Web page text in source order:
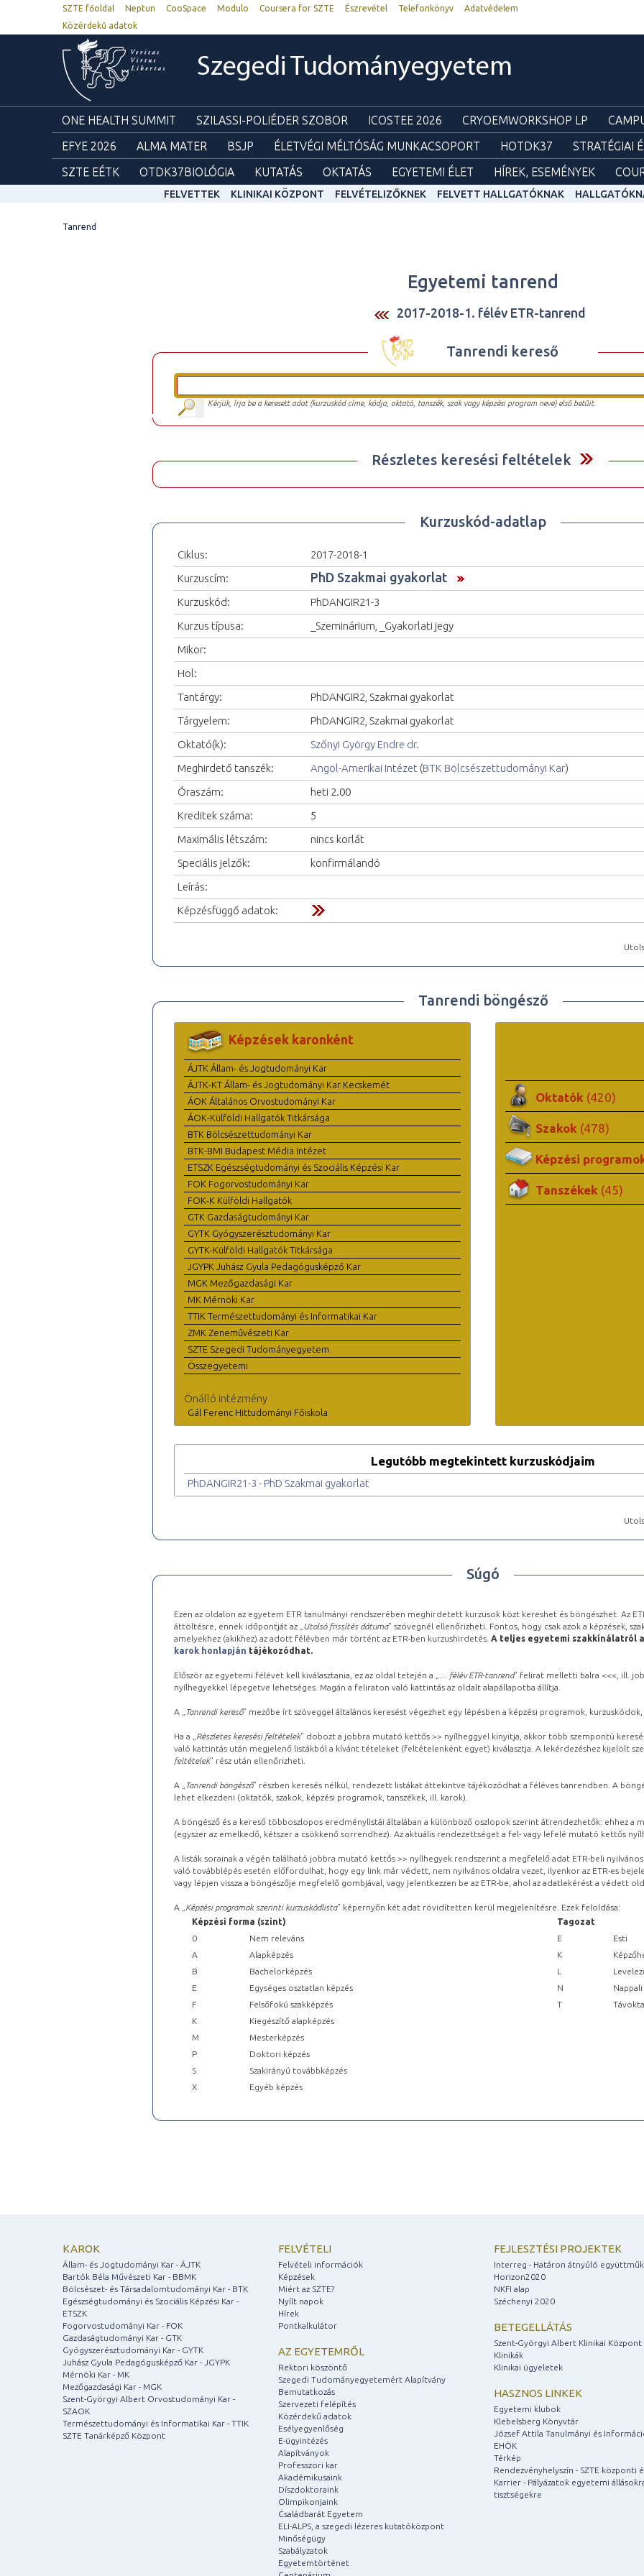
SZTE főoldal Neptun CooSpace Modulo Coursera for SZTE Észrevétel Telefonkönyv
Adatvédelem
Közérdekű adatok
Szegedi Tudományegyetem
ONE HEALTH SUMMIT SZILASSI-POLIÉDER SZOBOR ICOSTEE 2026 CRYOEMWORKSHOP LP
EFYE 2026
ALMA MATER BSJP ÉLETVÉGI MÉLTÓSÁG MUNKACSOPORT HOTDK37 STRATÉGIAI
SZTE EÉTK
OTDK37BIOLÓGIA KUTATÁS OKTATÁS EGYETEMI ÉLET HÍREK, ESEMÉNYEK
FELVETTEK KLINIKAI KÖZPONT FELVÉTELIZŐKNEK FELVETT HALLGATÓKNAK
Tanrend
Egyetemi tanrend
2017-2018-1. félév ETR-tanrend
Tanrendi kereső
Kérjük, írja be a keresett adat (kurzuskód címe, kódja, oktató, tanszék, szak vagy képzési program neve) első betűit.
Részletes keresési feltételek
Kurzuskód-adatlap
Ciklus:
2017-2018-1
Kurzuscím:
PhD Szakmai gyakorlat
Kurzuskód:
PhDANGIR21-3
Kurzus típusa:
_Szeminárium, _Gyakorlati jegy
Mikor:
Hol:
Tantárgy:
PhDANGIR2, Szakmai gyakorlat
Tárgyelem:
PhDANGIR2, Szakmai gyakorlat
Oktató(k):
Szőnyi György Endre dr.
Meghirdető tanszék:
Angol-Amerikai Intézet (BTK Bölcsészettudományi Kar)
Óraszám:
heti 2.00
Kreditek száma:
5
Maximális létszám:
nincs korlát
Speciális jelzők:
konfirmálandó
Leírás:
Képzésfüggő adatok:
Tanrendi böngésző
Képzések karonként
ÁJTK Állam- és Jogtudományi Kar
ÁJTK-KT Állam- és Jogtudományi Kar Kecskemét
ÁOK Általános Orvostudományi Kar
ÁOK-Külföldi Hallgatók Titkársága
BTK Bölcsészettudományi Kar
BTK-BMI Budapest Média Intézet
ETSZK Egészségtudományi és Szociális Képzési Kar
FOK Fogorvostudományi Kar
FOK-K Külföldi Hallgatók
GTK Gazdaságtudományi Kar
GYTK Gyógyszerésztudományi Kar
GYTK-Külföldi Hallgatók Titkársága
JGYPK Juhász Gyula Pedagógusképző Kar
MGK Mezőgazdasági Kar
MK Mérnöki Kar
TTIK Természettudományi és Informatikai Kar
ZMK Zeneművészeti Kar
SZTE Szegedi Tudományegyetem
Összegyetemi
Önálló intézmény
Gál Ferenc Hittudományi Főiskola
Oktatók (420)
Szakok (478)
Képzési
Tanszékek (45)
Legutóbb megtekintett kurzuskódjaim
PhDANGIR21-3 - PhD Szakmai gyakorlat
Súgó
Ezen az oldalon az egyetem ETR tanulmányi rendszerében meghirdetett kurzusok közt kereshet és böngészhet. Az
áttöltésre, ennek időpontját az „ Utolsó frissítés dátuma” szövegnél ellenőrizheti. Fontos, hogy csak azok a képzések,
amelyekhez (akikhez) az adott félévben már történt az ETR-ben kurzushirdetés. A teljes egyetemi szakkínálatról a
karok honlapján tájékozódhat.
Először az egyetemi félévet kell kiválasztania, ez az oldal tetején a „ … félév ETR-tanrend” felirat melletti balra <<<, ill.
nyílhegyekkel lépegetve lehetséges. Magán a feliraton való kattintás az oldalt alapállapotba állítja.
A „ Tanrendi kereső” mezőbe írt szöveggel általános keresést végezhet egy lépésben a képzési programok,
Ha a „ Részletes keresési feltételek” dobozt a jobbra mutató kettős >> nyílheggyel kinyitja, akkor több szempontú
való kattintás után megjelenő listákból a kívánt tételeket (feltételenként egyet) kiválasztja. A lekérdezéshez kijelölt
feltételek” rész után ellenőrizheti.
A „ Tanrendi böngésző” részben keresés nélkül, rendezett listákat áttekintve tájékozódhat a féléves tanrendben. A
lehet elkezdeni (oktatók, szakok, képzési programok, tanszékek, ill. karok).
A böngésző és a kereső többoszlopos eredménylistái általában a különböző oszlopok szerint átrendezhetők: ehhez a
(egyszer az emelkedő, kétszer a csökkenő sorrendhez). Az aktuális rendezettséget a fel- vagy lefelé mutató kettős
A listák sorainak a végén található jobbra mutató kettős >> nyílhegyek rendszerint a megfelelő adat ETR-beli
való továbblépés esetén előfordulhat, hogy egy link már védett, nem nyilvános oldalra vezet, ilyenkor az ETR-es
vagy lépjen vissza a böngészője megfelelő gombjával, vagy jelentkezzen be az ETR-be, ahol az adatlekérést a védett
A „ Képzési programok szerinti kurzuskódlista” képernyőn két adat rövidítetten kerül megjelenítésre. Ezek feloldása:
Képzési forma (szint)
Tagozat
0
Nem releváns E
Esti
A
Alapképzés K
B
Bachelorképzés L
E
Egységes osztatlan képzés N
Nappali
F
Felsőfokú szakképzés T
K
Kiegészítő alapképzés
M
Mesterképzés
P
Doktori képzés
S
Szakirányú továbbképzés
X
Egyéb képzés
KAROK
Állam- és Jogtudományi Kar - ÁJTK
Bartók Béla Művészeti Kar - BBMK
Bölcsészet- és Társadalomtudományi Kar - BTK
Egészségtudományi és Szociális Képzési Kar -
ETSZK
Fogorvostudományi Kar - FOK
Gazdaságtudományi Kar - GTK
Gyógyszerésztudományi Kar - GYTK
Juhász Gyula Pedagógusképző Kar - JGYPK
Mérnöki Kar - MK
Mezőgazdasági Kar - MGK
Szent-Györgyi Albert Orvostudományi Kar -
SZAOK
Természettudományi és Informatikai Kar - TTIK
SZTE Tanárképző Központ
FELVÉTELI
Felvételi információk
Képzések
Miért az SZTE?
Nyílt napok
Hírek
Pontkalkulátor
AZ EGYETEMRŐL
Rektori köszöntő
Szegedi Tudományegyetemért Alapítvány
Bemutatkozás
Szervezeti felépítés
Közérdekű adatok
Esélyegyenlőség
E-ügyintézés
Alapítványok
Professzori kar
Akadémikusaink
Díszdoktoraink
Olimpikonjaink
Családbarát Egyetem
ELI-ALPS, a szegedi lézeres kutatóközpont
Minőségügy
Szabályzatok
Egyetemtörténet
FEJLESZTÉSI PROJEKTEK
Interreg - Határon átnyúló
Horizon2020
NKFI alap
Széchenyi 2020
BETEGELLÁTÁS
Szent-Györgyi Albert Klinikai Központ
Klinikák
Klinikai ügyeletek
HASZNOS LINKEK
Egyetemi klubok
Klebelsberg Könyvtár
József Attila Tanulmányi és
EHÖK
Térkép
Rendezvényhelyszín - SZTE központi
Karrier - Pályázatok egyetemi
tisztségekre